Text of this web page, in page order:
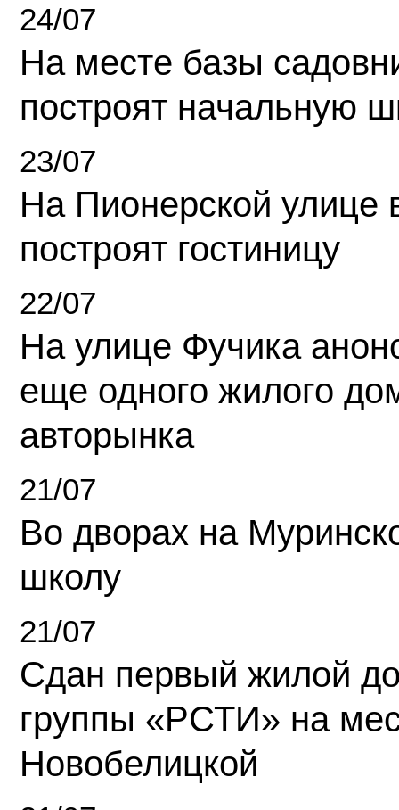
24/07
На месте базы
построят начальную
23/07
На Пионерской улице
построят гостиницу
22/07
На улице Фучика
еще одного жилого
авторынка
21/07
Во дворах на
школу
21/07
Сдан первый жилой
группы «РСТИ» на
Новобелицкой